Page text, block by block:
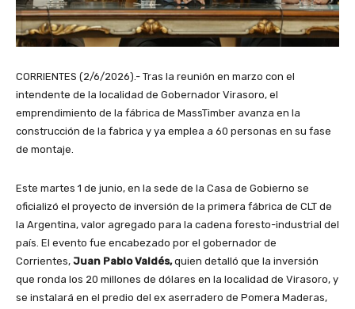
CORRIENTES (2/6/2026).- Tras la reunión en marzo con el
intendente de la localidad de Gobernador Virasoro, el
emprendimiento de la fábrica de MassTimber avanza en la
construcción de la fabrica y ya emplea a 60 personas en su fase
de montaje.
Este martes 1 de junio, en la sede de la Casa de Gobierno se
oficializó el proyecto de inversión de la primera fábrica de CLT de
la Argentina, valor agregado para la cadena foresto-industrial del
país. El evento fue encabezado por el gobernador de
Corrientes, Juan Pablo Valdés,quien detalló que la inversión
que ronda los 20 millones de dólares en la localidad de Virasoro, y
se instalará en el predio del ex aserradero de Pomera Maderas,